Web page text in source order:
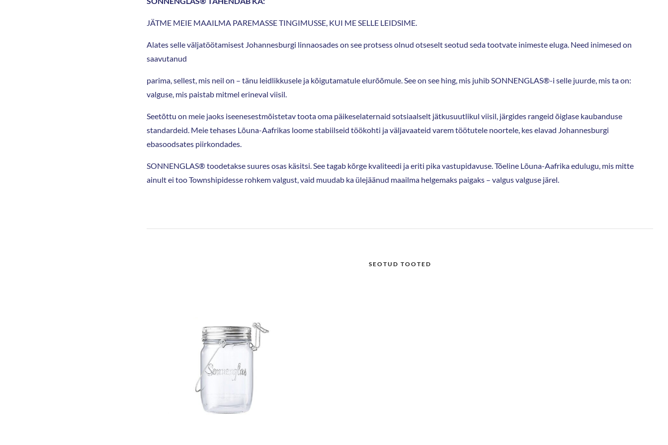
JÄTME MEIE MAAILMA PAREMASSE TINGIMUSSE, KUI ME SELLE LEIDSIME.
Alates selle väljatöötamisest Johannesburgi linnaosades on see protsess olnud otseselt seotud seda tootvate inimeste eluga. Need inimesed on
saavutanud
parima, sellest, mis neil on – tänu leidlikkusele ja kõigutamatule elurõõmule. See on see hing, mis juhib SONNENGLAS®-i selle juurde, mis ta on:
valguse, mis paistab mitmel erineval viisil.
Seetõttu on meie jaoks iseenesestmõistetav toota oma päikeselaternaid sotsiaalselt jätkusuutlikul viisil, järgides rangeid õiglase kaubanduse
standardeid. Meie tehases Lõuna-Aafrikas loome stabiilseid töökohti ja väljavaateid varem töötutele noortele, kes elavad Johannesburgi
ebasoodsates piirkondades.
SONNENGLAS® toodetakse suures osas käsitsi. See tagab kõrge kvaliteedi ja eriti pika vastupidavuse. Tõeline Lõuna-Aafrika edulugu, mis mitte
ainult ei too Townshipidesse rohkem valgust, vaid muudab ka ülejäänud maailma helgemaks paigaks – valgus valguse järel.
SEOTUD TOOTED